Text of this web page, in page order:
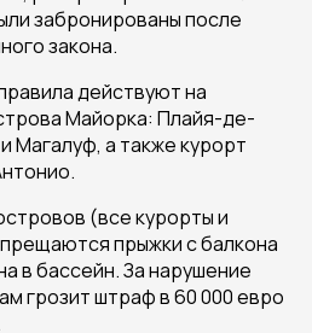
забронированы после
закона.
действуют на
Майорка: Плайя-де-
Магалуф, а также курорт
(все курорты и
прыжки с балкона
в бассейн. За нарушение
грозит штраф в 60 000 евро